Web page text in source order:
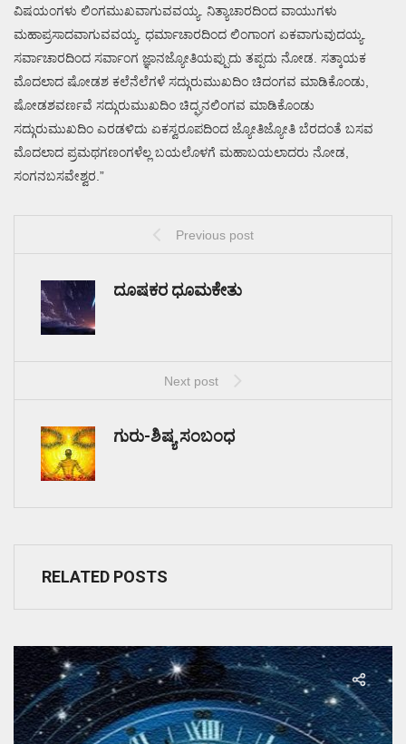
ವಿಷಯಂಗಳು ಲಿಂಗಮುಖವಾಗುವವಯ್ಯ. ನಿತ್ಯಾಚಾರದಿಂದ ವಾಯುಗಳು
ಮಹಾಪ್ರಸಾದವಾಗುವವಯ್ಯ. ಧರ್ಮಾಚಾರದಿಂದ ಲಿಂಗಾಂಗ ಏಕವಾಗುವುದಯ್ಯ.
ಸರ್ವಾಚಾರದಿಂದ ಸರ್ವಾಂಗ ಜ್ಞಾನಜ್ಯೋತಿಯಪ್ಪುದು ತಪ್ಪದು ನೋಡ. ಸತ್ಕಾಯಕ
ಮೊದಲಾದ ಷೋಡಶ ಕಲೆನೆಲೆಗಳೆ ಸದ್ಗುರುಮುಖದಿಂ ಚಿದಂಗವ ಮಾಡಿಕೊಂಡು,
ಷೋಡಶವರ್ಣವೆ ಸದ್ಗುರುಮುಖದಿಂ ಚಿದ್ಘನಲಿಂಗವ ಮಾಡಿಕೊಂಡು
ಸದ್ಗುರುಮುಖದಿಂ ಎರಡಳಿದು ಏಕಸ್ವರೂಪದಿಂದ ಜ್ಯೋತಿಜ್ಯೋತಿ ಬೆರದಂತೆ ಬಸವ
ಮೊದಲಾದ ಪ್ರಮಥಗಣಂಗಳೆಲ್ಲ ಬಯಲೊಳಗೆ ಮಹಾಬಯಲಾದರು ನೋಡ,
ಸಂಗನಬಸವೇಶ್ವರ.”
Previous post
ದೂಷಕರ ಧೂಮಕೇತು
Next post
ಗುರು-ಶಿಷ್ಯ ಸಂಬಂಧ
RELATED POSTS